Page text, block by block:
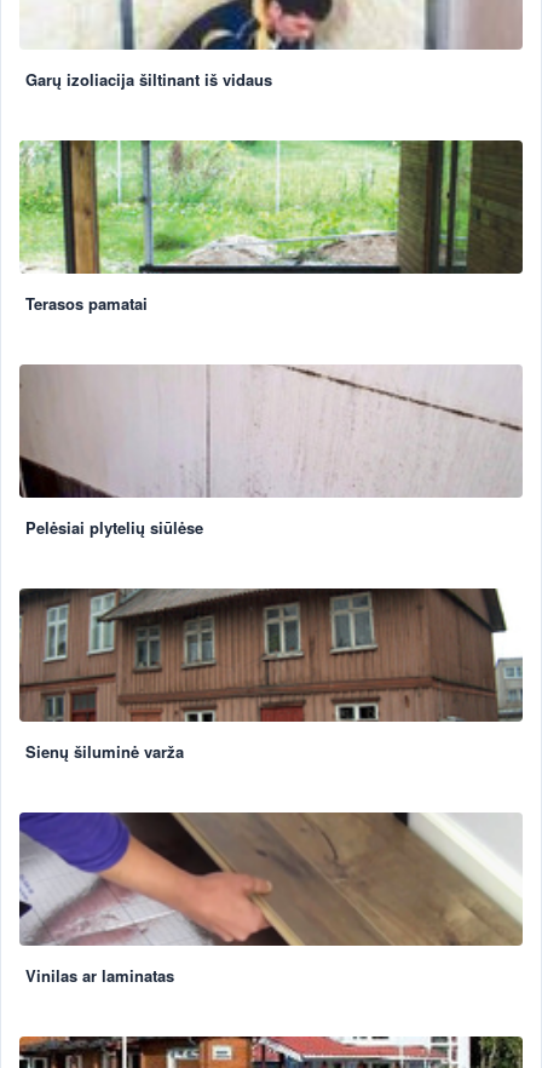
Garų izoliacija šiltinant iš vidaus
Terasos pamatai
Pelėsiai plytelių siūlėse
Sienų šiluminė varža
Vinilas ar laminatas